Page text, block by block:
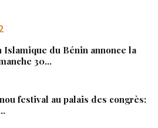
Islamique du Bénin annonce la
30…
festival au palais des congrès: